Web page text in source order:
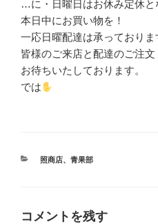
…に・日曜日はお休み定休と
本日中にお買い物を！
一応日曜配達は承っておりま
皆様のご来店と配達のご注文
お待ちいたしております。
では
カ
照商店、 青果部
コメントを残す